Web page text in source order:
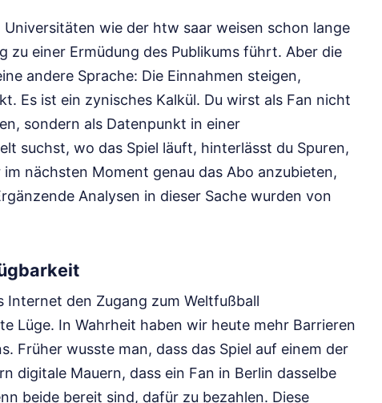
wie der htw saar weisen schon lange
zu einer Ermüdung des Publikums führt. Aber die
andere Sprache: Die Einnahmen steigen,
Es ist ein zynisches Kalkül. Du wirst als Fan nicht
sondern als Datenpunkt in einer
suchst, wo das Spiel läuft, hinterlässt du Spuren,
nächsten Moment genau das Abo anzubieten,
Analysen in dieser Sache wurden von
den Zugang zum Weltfußball
Lüge. In Wahrheit haben wir heute mehr Barrieren
Früher wusste man, dass das Spiel auf einem der
digitale Mauern, dass ein Fan in Berlin dasselbe
beide bereit sind, dafür zu bezahlen. Diese